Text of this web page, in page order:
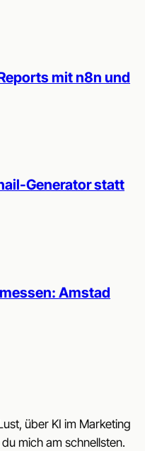
mit n8n und
Generator statt
Amstad
über KI im Marketing
mich am schnellsten.